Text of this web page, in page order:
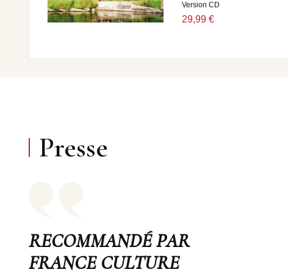
Version CD
29,99 €
Presse
RECOMMANDÉ PAR
FRANCE CULTURE